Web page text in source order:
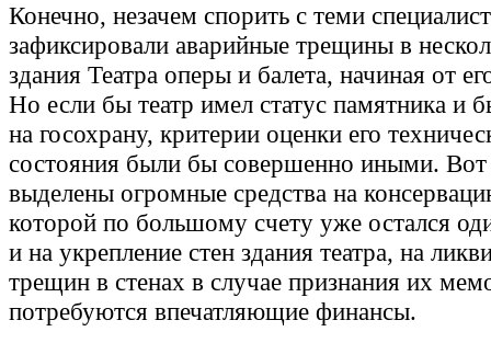
Конечно, незачем спорить с теми
зафиксировали аварийные трещины в
здания Театра оперы и балета, начиная от
Но если бы театр имел статус памятника и
на госохрану, критерии оценки его
состояния были бы совершенно иными. Вот
выделены огромные средства на
которой по большому счету уже остался
и на укрепление стен здания театра, на
трещин в стенах в случае признания их
потребуются впечатляющие финансы.